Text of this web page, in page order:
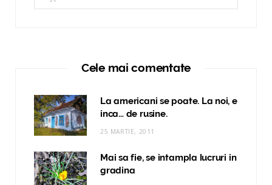
for:
Cele mai comentate
La americani se poate. La noi, e
inca… de rusine.
25 MARTIE, 2011
Mai sa fie, se intampla lucruri in
gradina